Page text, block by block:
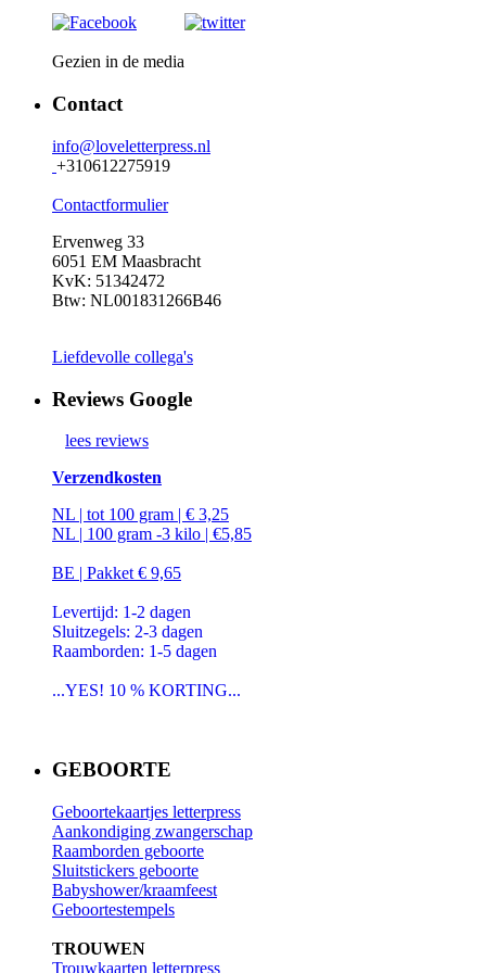
Gezien in de media
Contact
info@loveletterpress.nl
+310612275919
Contactformulier
Ervenweg 33
6051 EM Maasbracht
KvK: 51342472
Btw: NL001831266B46
Liefdevolle collega's
Reviews Google
lees reviews
Verzendkosten
NL | tot 100 gram | € 3,25
NL | 100 gram -3 kilo | €5,85
BE | Pakket € 9,65
Levertijd: 1-2 dagen
Sluitzegels: 2-3 dagen
Raamborden: 1-5 dagen
...YES! 10 % KORTING...
GEBOORTE
Geboortekaartjes letterpress
Aankondiging zwangerschap
Raamborden geboorte
Sluitstickers geboorte
Babyshower/kraamfeest
Geboortestempels
TROUWEN
Trouwkaarten letterpress